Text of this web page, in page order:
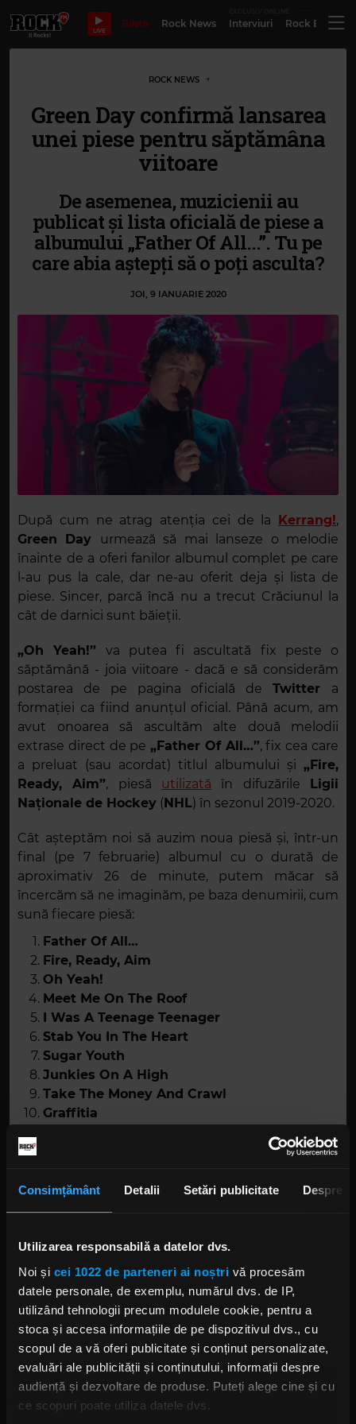
Consimțământ Detalii Setări publicitate Despre
Utilizarea responsabilă a datelor dvs.
Noi și cei 1022 de parteneri ai noștri vă procesăm
datele personale, de exemplu, numărul dvs. de IP,
utilizând tehnologii precum modulele cookie, pentru a
stoca și accesa informațiile de pe dispozitivul dvs., cu
scopul de a vă oferi publicitate și conținut personalizate,
evaluări ale publicității și conținutului, informații despre
audiență și dezvoltare de produse. Puteți alege cine și cu
ce scopuri poate utiliza datele dvs.
LIVE
Bilete Rock News Interviuri Rock
ROCK NEWS
Green Day confirmă lansarea
unei piese pentru săptămâna
viitoare
De asemenea, muzicienii au
publicat și lista oficială de piese a
albumului „Father Of All...”. Tu pe
care abia aștepți să o poți asculta?
JOI, 9 IANUARIE 2020
După cum ne atrag atenția cei de la Kerrang!,
Green Day urmează să mai lanseze o melodie
înainte de a oferi fanilor albumul complet pe care
l-au pus la cale, dar ne-au oferit deja și lista de
piese. Sincer, parcă încă nu a trecut Crăciunul la
cât de darnici sunt băieții.
„Oh Yeah!” va putea fi ascultată fix peste o
săptămână - joia viitoare - dacă e să considerăm
postarea de pe pagina oficială deTwitter a
formației ca fiind anunțul oficial. Până acum, am
avut onoarea să ascultăm alte două melodii
extrase direct de pe„Father Of All…”, fix cea care
a preluat (sau acordat) titlul albumului și „Fire,
Ready, Aim”, piesă utilizată în difuzările
Ligii
Naționale de Hockey ( NHL) în sezonul 2019-2020.
Cât așteptăm noi să auzim noua piesă și, într-un
final (pe 7 februarie) albumul cu o durată de
aproximativ 26 de minute, putem măcar să
încercăm să ne imaginăm, pe baza denumirii, cum
sună fiecare piesă:
Father Of All…
Fire, Ready, Aim
Oh Yeah!
Meet Me On The Roof
I Was A Teenage Teenager
Stab You In The Heart
Sugar Youth
Junkies On A High
Take The Money And Crawl
Graffitia
Cei trei rebeli vor pleca într-un turneu global,
WeezerșiThe Interrupters(ultima trupă fiind
exclusă din porțiunea europeană a aventurii).
orașe europene selecte: Paris (Franța), Groningen
(Olanda), Antwerp (Belgia), Viena (Austria),
Glasgow, Londra și Huddersfield (Regatul Unit al
Marii Britanii și Irlandei de Nord) și Dublin (Irlanda).
Foto:Captură ecran Green Day - Father Of All...
(Live at NYRE)
GREEN DAY GREEN DAY FATHER OF ALL MOTHERFUCKERS
FATHER OF ALL... BILLIE JOE ARMSTRONG